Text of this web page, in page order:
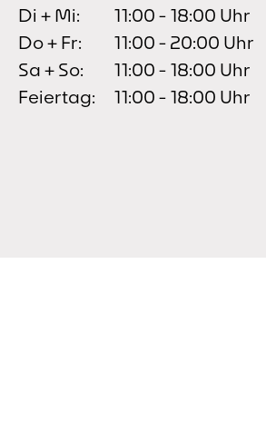
Di + Mi:
11:00 - 18:00 Uhr
Do + Fr:
11:00 - 20:00 Uhr
Sa + So:
11:00 - 18:00 Uhr
Feiertag:
11:00 - 18:00 Uhr